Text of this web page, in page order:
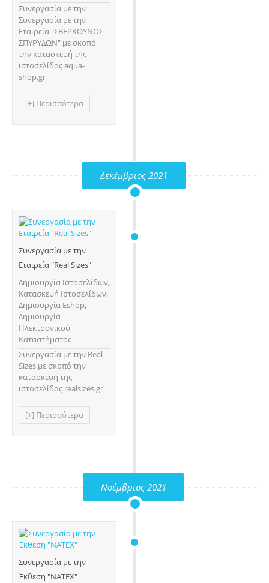
Συνεργασία με την
Συνεργασία με την
Εταιρεία "ΣΒΕΡΚΟΥΝΟΣ
ΣΠΥΡΥΔΩΝ" με σκοπό
την κατασκευή της
ιστοσελίδας aqua-
shop.gr
[+] Περισσότερα
Δεκέμβριος 2021
Συνεργασία με την
Εταιρεία "Real Sizes"
Δημιουργία Ιστοσελίδων,
Κατασκευή Ιστοσελίδων,
Δημιουργία Eshop,
Δημιουργία
Ηλεκτρονικού
Καταστήματος
Συνεργασία με την Real
Sizes με σκοπό την
κατασκευή της
ιστοσελίδας realsizes.gr
[+] Περισσότερα
Νοέμβριος 2021
Συνεργασία με την
Έκθεση "NATEX"